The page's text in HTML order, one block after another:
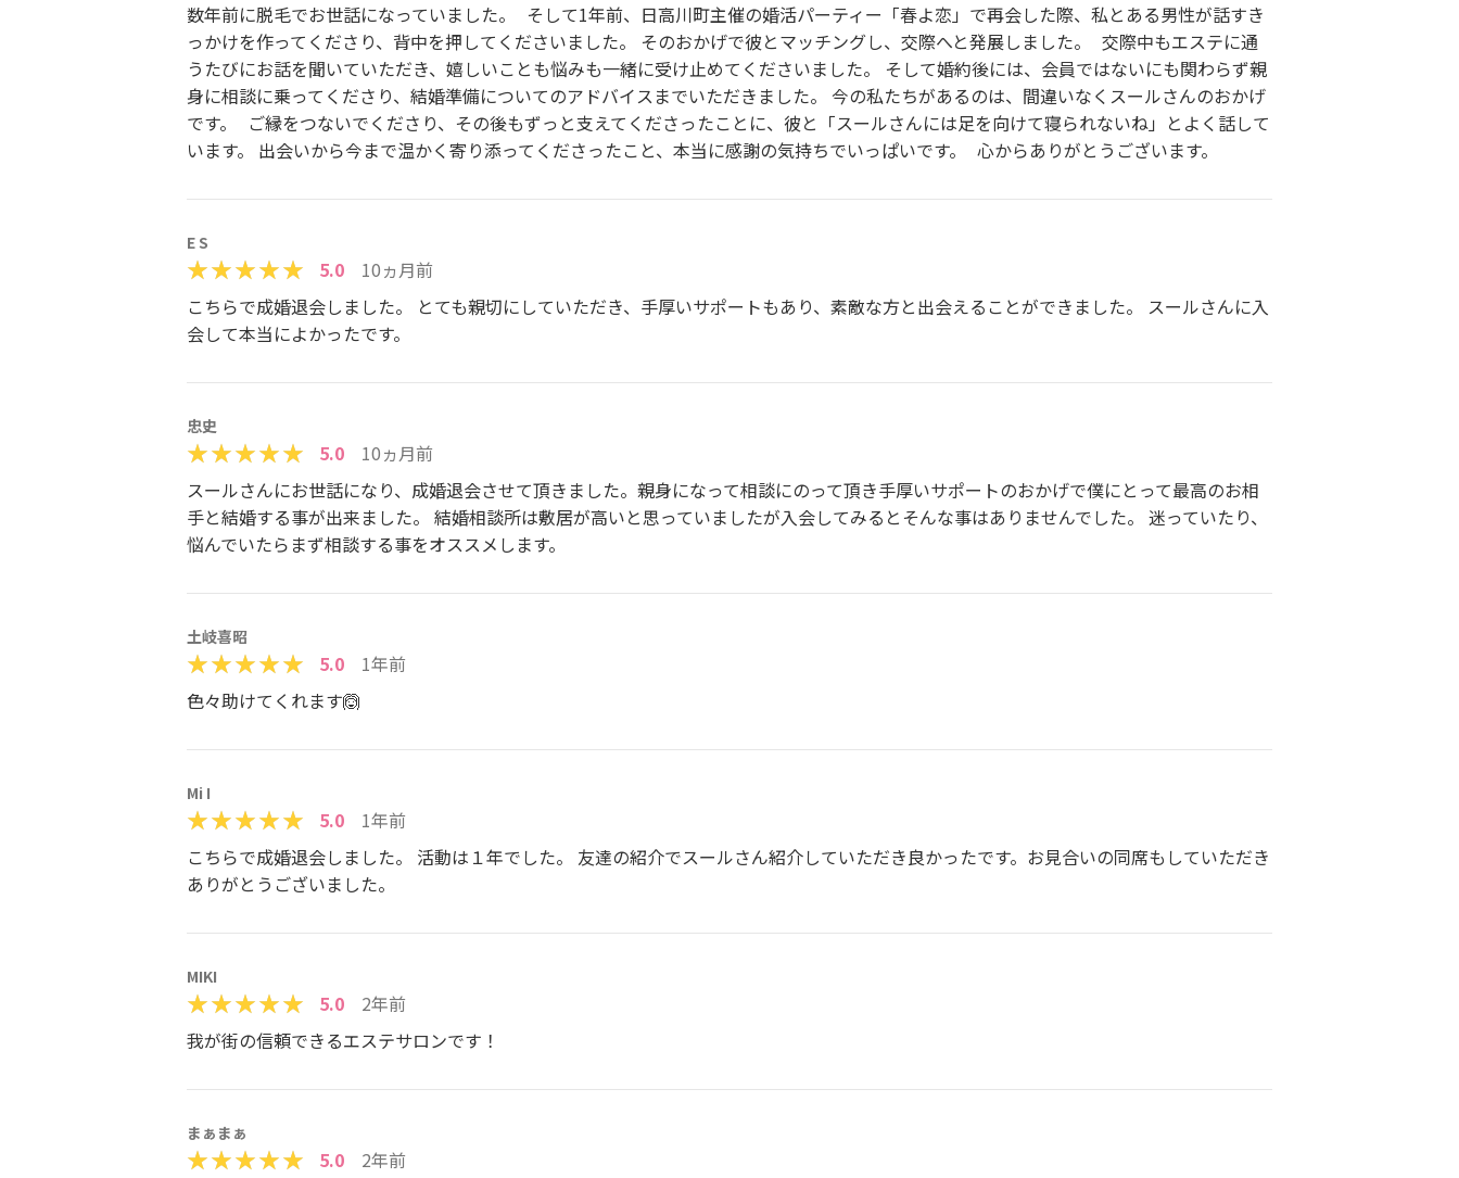
数年前に脱毛でお世話になっていました。 そして1年前、日高川町主催の婚活パーティー「春よ恋」で再会した際、私とある男性が話すき
っかけを作ってくださり、背中を押してくださいました。 そのおかげで彼とマッチングし、交際へと発展しました。 交際中もエステに通
うたびにお話を聞いていただき、嬉しいことも悩みも一緒に受け止めてくださいました。 そして婚約後には、会員ではないにも関わらず親
身に相談に乗ってくださり、結婚準備についてのアドバイスまでいただきました。 今の私たちがあるのは、間違いなくスールさんのおかげ
です。 ご縁をつないでくださり、その後もずっと支えてくださったことに、彼と「スールさんには足を向けて寝られないね」とよく話して
います。 出会いから今まで温かく寄り添ってくださったこと、本当に感謝の気持ちでいっぱいです。 心からありがとうございます。
E S
5.0
10ヵ月前
こちらで成婚退会しました。 とても親切にしていただき、手厚いサポートもあり、素敵な方と出会えることができました。 スールさんに入
会して本当によかったです。
忠史
5.0
10ヵ月前
スールさんにお世話になり、成婚退会させて頂きました。親身になって相談にのって頂き手厚いサポートのおかげで僕にとって最高のお相
手と結婚する事が出来ました。 結婚相談所は敷居が高いと思っていましたが入会してみるとそんな事はありませんでした。 迷っていたり、
悩んでいたらまず相談する事をオススメします。
土岐喜昭
5.0
1年前
色々助けてくれます🙆
Mi I
5.0
1年前
こちらで成婚退会しました。 活動は１年でした。 友達の紹介でスールさん紹介していただき良かったです。お見合いの同席もしていただき
ありがとうございました。
MIKI
5.0
2年前
我が街の信頼できるエステサロンです！
まぁまぁ
5.0
2年前